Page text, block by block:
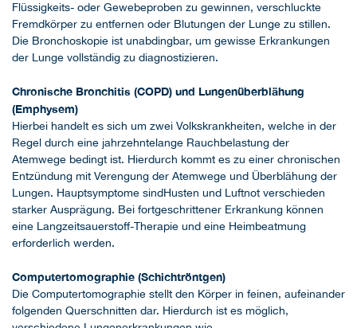
Flüssigkeits- oder Gewebeproben zu gewinnen, verschluckte
Fremdkörper zu entfernen oder Blutungen der Lunge zu stillen.
Die Bronchoskopie ist unabdingbar, um gewisse Erkrankungen
der Lunge vollständig zu diagnostizieren.
Chronische Bronchitis (COPD) und Lungenüberblähung
(Emphysem)
Hierbei handelt es sich um zwei Volkskrankheiten, welche in der
Regel durch eine jahrzehntelange Rauchbelastung der
Atemwege bedingt ist. Hierdurch kommt es zu einer chronischen
Entzündung mit Verengung der Atemwege und Überblähung der
Lungen. Hauptsymptome sindHusten und Luftnot verschieden
starker Ausprägung. Bei fortgeschrittener Erkrankung können
eine Langzeitsauerstoff-Therapie und eine Heimbeatmung
erforderlich werden.
Computertomographie (Schichtröntgen)
Die Computertomographie stellt den Körper in feinen, aufeinander
folgenden Querschnitten dar. Hierdurch ist es möglich,